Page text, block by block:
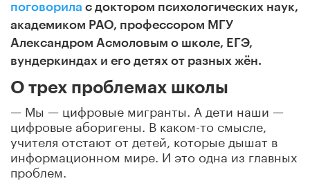
поговорила с доктором психологических наук,
академиком РАО, профессором МГУ
Александром Асмоловым о школе, ЕГЭ,
вундеркиндах и его детях от разных жён.
О трех проблемах школы
— Мы — цифровые мигранты. А дети наши —
цифровые аборигены. В каком-то смысле,
учителя отстают от детей, которые дышат в
информационном мире. И это одна из главных
проблем.